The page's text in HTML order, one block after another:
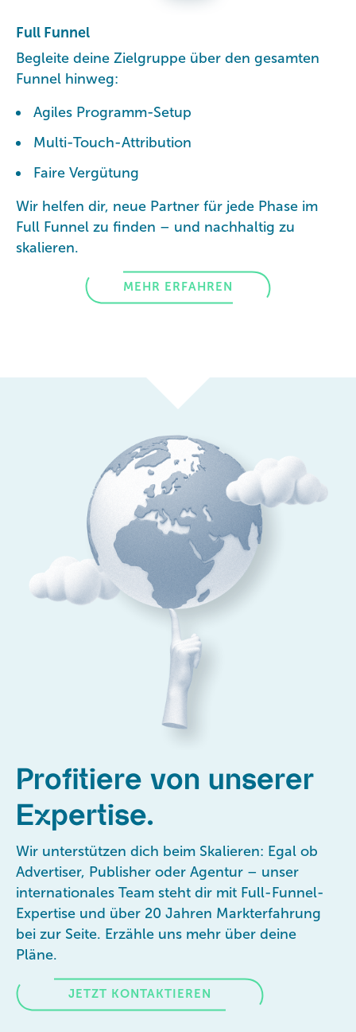
Full Funnel
Begleite deine Zielgruppe über den gesamten
Funnel hinweg:
Agiles Programm-Setup
Multi-Touch-Attribution
Faire Vergütung
Wir helfen dir, neue Partner für jede Phase im
Full Funnel zu finden – und nachhaltig zu
skalieren.
MEHR ERFAHREN
Profitiere von unserer
Expertise.
Wir unterstützen dich beim Skalieren: Egal ob
Advertiser, Publisher oder Agentur – unser
internationales Team steht dir mit Full-Funnel-
Expertise und über 20 Jahren Markterfahrung
bei zur Seite. Erzähle uns mehr über deine
Pläne.
JETZT KONTAKTIEREN